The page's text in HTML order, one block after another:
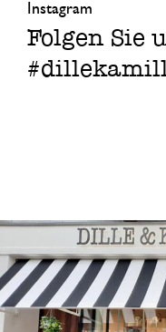
Instagram
Folgen Sie